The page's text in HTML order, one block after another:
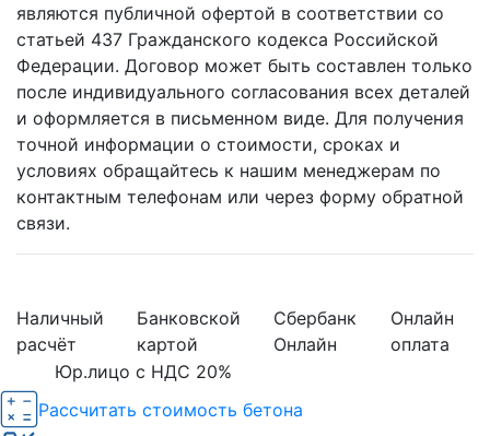
являются публичной офертой в соответствии со
статьей 437 Гражданского кодекса Российской
Федерации. Договор может быть составлен только
после индивидуального согласования всех деталей
и оформляется в письменном виде. Для получения
точной информации о стоимости, сроках и
условиях обращайтесь к нашим менеджерам по
контактным телефонам или через форму обратной
связи.
Наличный
расчёт
Банковской
картой
Сбербанк
Онлайн
Онлайн
оплата
Юр.лицо с НДС 20%
Рассчитать стоимость бетона